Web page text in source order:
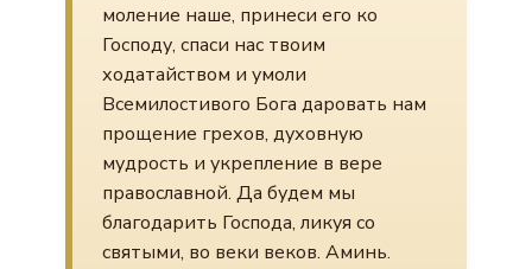
моление наше, принеси его ко
Господу, спаси нас твоим
ходатайством и умоли
Всемилостивого Бога даровать нам
прощение грехов, духовную
мудрость и укрепление в вере
православной. Да будем мы
благодарить Господа, ликуя со
святыми, во веки веков. Аминь.